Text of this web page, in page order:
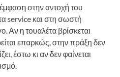
στην αντοχή του
service και στη σωστή
Αν η τουαλέτα βρίσκεται
επαρκώς, στην πράξη δεν
έστω κι αν δεν φαίνεται